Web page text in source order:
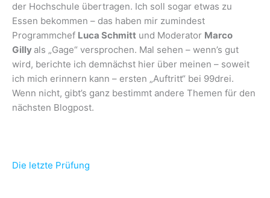
der Hochschule übertragen. Ich soll sogar etwas zu
Essen bekommen – das haben mir zumindest
Programmchef Luca Schmitt und Moderator Marco
Gilly als „Gage“ versprochen. Mal sehen – wenn’s gut
wird, berichte ich demnächst hier über meinen – soweit
ich mich erinnern kann – ersten „Auftritt“ bei 99drei.
Wenn nicht, gibt’s ganz bestimmt andere Themen für den
nächsten Blogpost.
Die letzte Prüfung